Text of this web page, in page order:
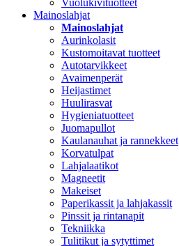
Vuolukivituotteet
Mainoslahjat
Mainoslahjat
Aurinkolasit
Kustomoitavat tuotteet
Autotarvikkeet
Avaimenperät
Heijastimet
Huulirasvat
Hygieniatuotteet
Juomapullot
Kaulanauhat ja rannekkeet
Korvatulpat
Lahjalaatikot
Magneetit
Makeiset
Paperikassit ja lahjakassit
Pinssit ja rintanapit
Tekniikka
Tulitikut ja sytyttimet